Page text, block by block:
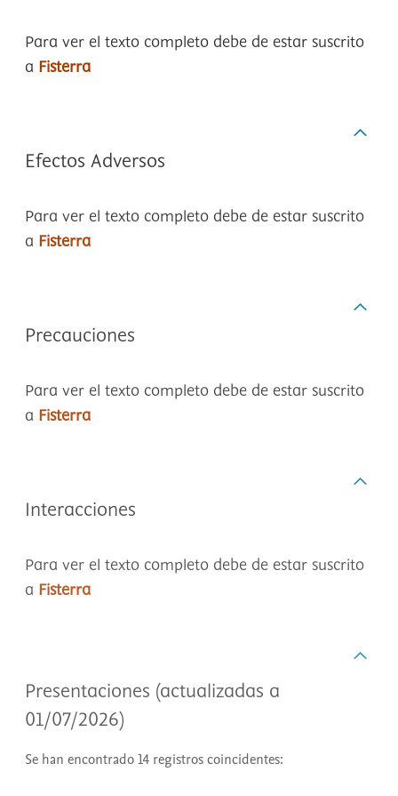
Para ver el texto completo debe de estar suscrito
a Fisterra
Efectos Adversos
Para ver el texto completo debe de estar suscrito
a Fisterra
Precauciones
Para ver el texto completo debe de estar suscrito
a Fisterra
Interacciones
Para ver el texto completo debe de estar suscrito
a Fisterra
Presentaciones (actualizadas a
01/07/2026)
Se han encontrado 14 registros coincidentes: